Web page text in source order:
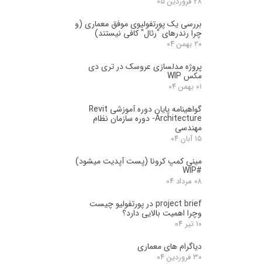
بررسی یک پورتفولیوی موفق معماری (و
چرا رندرهای "رئال" کافی نیستند)
۲۰ بهمن ۰۴
پروژه مدلسازی عروسک در تری دی
مکس WIP
۰۱ بهمن ۰۴
گواهینامه پایان دوره آموزشی Revit
Architecture- دوره سازمان نظام
مهندسی
۱۵ آبان ۰۴
مینی کمپ کرونا (پست آپدیت میشود)
#WIP
۰۸ مرداد ۰۴
project brief در پورتفولیو چیست
وچرا اهمیت بالایی دارد؟
۱۰ تیر ۰۴
دیاگرام های معماری
۳۰ فروردین ۰۴